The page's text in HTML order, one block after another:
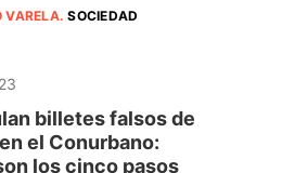
VARELA.SOCIEDAD
billetes falsos de
el Conurbano:
los cinco pasos